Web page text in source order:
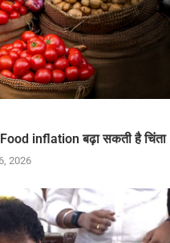
inflation बढ़ा सकती है चिंता
2026